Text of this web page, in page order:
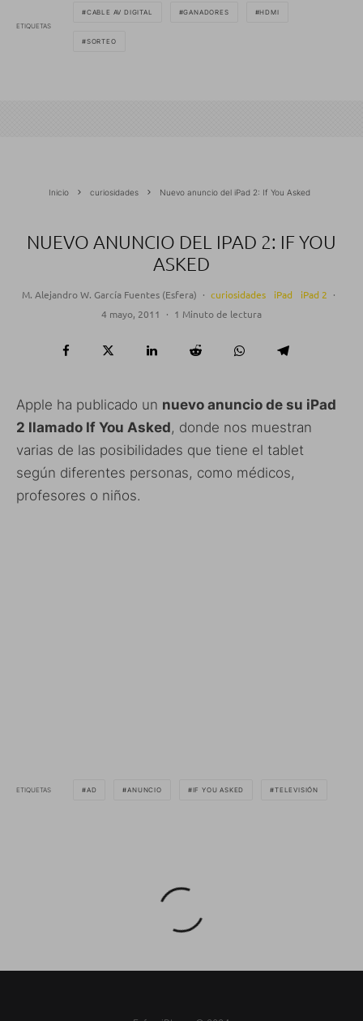
ETIQUETAS
CABLE AV DIGITAL GANADORES HDMI
SORTEO
Inicio curiosidades Nuevo anuncio del iPad 2: If You Asked
NUEVO ANUNCIO DEL IPAD 2: IF YOU
ASKED
M. Alejandro W. García Fuentes (Esfera) · curiosidades iPad iPad 2 ·
4 mayo, 2011
· 1 Minuto de lectura
Apple ha publicado un nuevo anuncio de su iPad
2 llamado If You Asked, donde nos muestran
varias de las posibilidades que tiene el tablet
según diferentes personas, como médicos,
profesores o niños.
ETIQUETAS AD ANUNCIO IF YOU ASKED TELEVISIÓN